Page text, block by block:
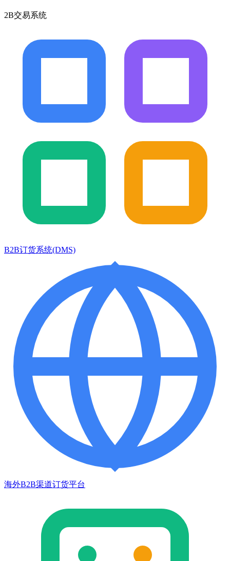
2B交易系统
B2B订货系统(DMS)
海外B2B渠道订货平台